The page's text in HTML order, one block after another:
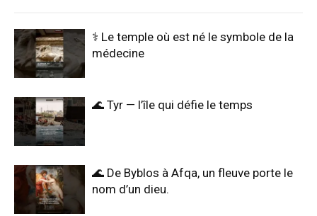
⚕️ Le temple où est né le symbole de la
médecine
🌊 Tyr — l’île qui défie le temps
🌊 De Byblos à Afqa, un fleuve porte le
nom d’un dieu.